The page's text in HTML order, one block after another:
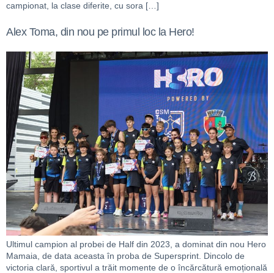
campionat, la clase diferite, cu sora […]
Alex Toma, din nou pe primul loc la Hero!
Ultimul campion al probei de Half din 2023, a dominat din nou Hero
Mamaia, de data aceasta în proba de Supersprint. Dincolo de
victoria clară, sportivul a trăit momente de o încărcătură emoțională